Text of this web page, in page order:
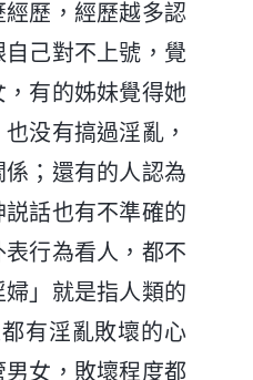
歷，經歷越多認
己對不上號，覺
有的姊妹覺得她
没有搞過淫亂，
；還有的人認為
話也有不準確的
行為看人，都不
」就是指人類的
有淫亂敗壞的心
女，敗壞程度都